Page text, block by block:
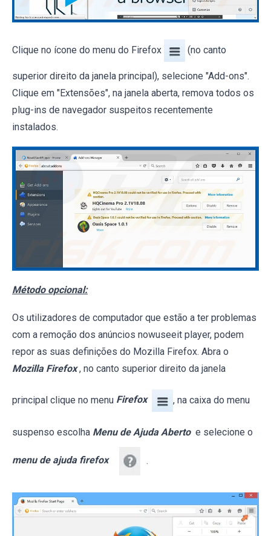
Clique no ícone do menu do Firefox (no canto
superior direito da janela principal), selecione "Add-ons".
Clique em "Extensões", na janela aberta, remova todos os
plug-ins de navegador suspeitos recentemente
instalados.
Método opcional:
Os utilizadores de computador que estão a ter problemas
com a remoção dos anúncios nowuseeit player, podem
repor as suas definições do Mozilla Firefox. Abra o
Mozilla Firefox , no canto superior direito da janela
principal clique no menu Firefox , na caixa do menu
suspenso escolha Menu de Ajuda Aberto e selecione o
menu de ajuda firefox .